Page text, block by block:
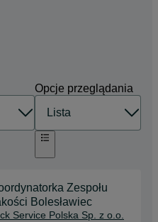
Opcje przeglądania
Zespołu
Bolesławiec
Service Polska Sp. z o.o.